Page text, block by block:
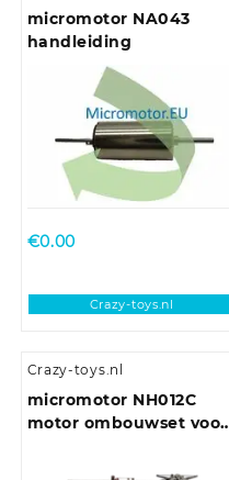
micromotor NA043
handleiding
€0.00
Crazy-toys.nl
Crazy-toys.nl
micromotor NH012C
motor ombouwset voor